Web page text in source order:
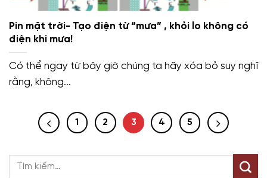
Pin mặt trời- Tạo điện từ “mưa” , khỏi lo không có
điện khi mưa!
Có thể ngay từ bây giờ chúng ta hãy xóa bỏ suy nghĩ
rằng, không...
1 2 3 4 5